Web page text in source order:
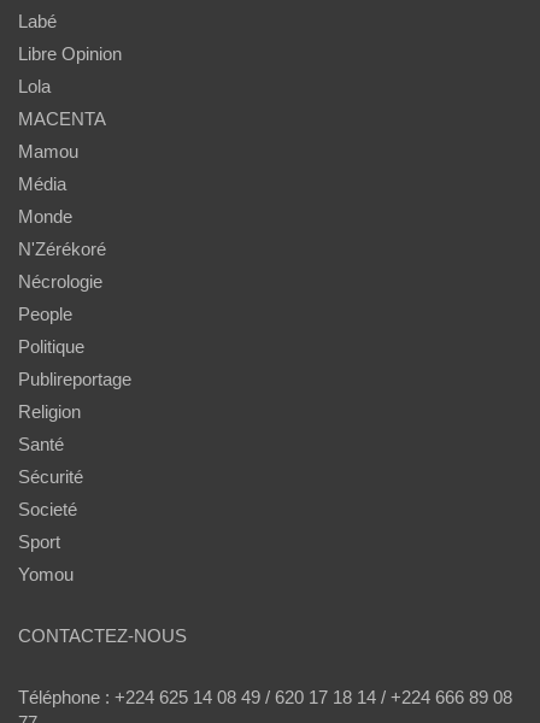
Labé
Libre Opinion
Lola
MACENTA
Mamou
Média
Monde
N'Zérékoré
Nécrologie
People
Politique
Publireportage
Religion
Santé
Sécurité
Societé
Sport
Yomou
CONTACTEZ-NOUS
Téléphone : +224 625 14 08 49 / 620 17 18 14 / +224 666 89 08